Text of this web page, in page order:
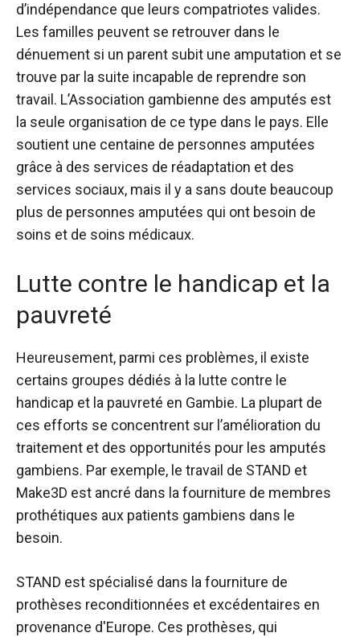
d’indépendance que leurs compatriotes valides.
Les familles peuvent se retrouver dans le
dénuement si un parent subit une amputation et se
trouve par la suite incapable de reprendre son
travail. L’Association gambienne des amputés est
la seule organisation de ce type dans le pays. Elle
soutient une centaine de personnes amputées
grâce à des services de réadaptation et des
services sociaux, mais il y a sans doute beaucoup
plus de personnes amputées qui ont besoin de
soins et de soins médicaux.
Lutte contre le handicap et la
pauvreté
Heureusement, parmi ces problèmes, il existe
certains groupes dédiés à la lutte contre le
handicap et la pauvreté en Gambie. La plupart de
ces efforts se concentrent sur l’amélioration du
traitement et des opportunités pour les amputés
gambiens. Par exemple, le travail de STAND et
Make3D est ancré dans la fourniture de membres
prothétiques aux patients gambiens dans le
besoin.
STAND est spécialisé dans la fourniture de
prothèses reconditionnées et excédentaires en
provenance d'Europe. Ces prothèses, qui